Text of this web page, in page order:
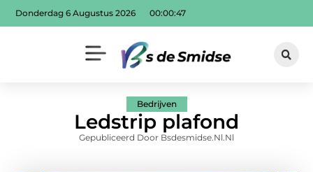
Donderdag 6 Augustus 2026 00:00:49
Bedrijven
Ledstrip plafond
Gepubliceerd Door Bsdesmidse.nl.nl